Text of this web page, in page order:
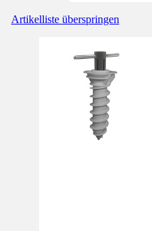
Artikelliste überspringen